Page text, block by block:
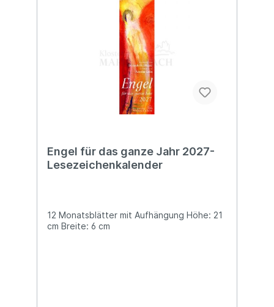
Engel für das ganze Jahr 2027-
Lesezeichenkalender
12 Monatsblätter mit Aufhängung Höhe: 21
cm Breite: 6 cm